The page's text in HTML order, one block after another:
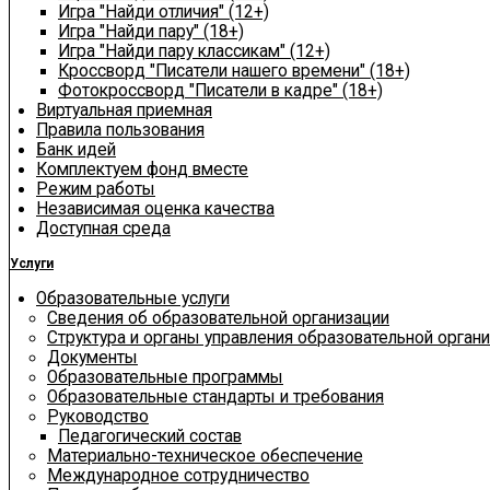
Игра "Найди отличия" (12+)
Игра "Найди пару" (18+)
Игра "Найди пару классикам" (12+)
Кроссворд "Писатели нашего времени" (18+)
Фотокроссворд "Писатели в кадре" (18+)
Виртуальная приемная
Правила пользования
Банк идей
Комплектуем фонд вместе
Режим работы
Независимая оценка качества
Доступная среда
Услуги
Образовательные услуги
Сведения об образовательной организации
Структура и органы управления образовательной
Документы
Образовательные программы
Образовательные стандарты и требования
Руководство
Педагогический состав
Материально-техническое обеспечение
Международное сотрудничество